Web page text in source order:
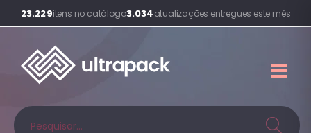
23.229itens no catálogo3.034atualizações entregues este mês